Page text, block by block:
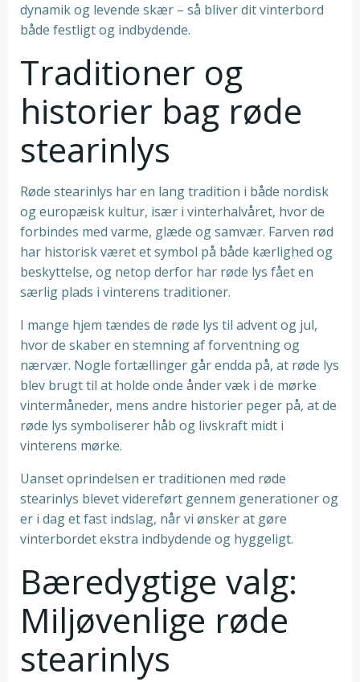
dynamik og levende skær – så bliver dit vinterbord
både festligt og indbydende.
Traditioner og
historier bag røde
stearinlys
Røde stearinlys har en lang tradition i både nordisk
og europæisk kultur, især i vinterhalvåret, hvor de
forbindes med varme, glæde og samvær. Farven rød
har historisk været et symbol på både kærlighed og
beskyttelse, og netop derfor har røde lys fået en
særlig plads i vinterens traditioner.
I mange hjem tændes de røde lys til advent og jul,
hvor de skaber en stemning af forventning og
nærvær. Nogle fortællinger går endda på, at røde lys
blev brugt til at holde onde ånder væk i de mørke
vintermåneder, mens andre historier peger på, at de
røde lys symboliserer håb og livskraft midt i
vinterens mørke.
Uanset oprindelsen er traditionen med røde
stearinlys blevet videreført gennem generationer og
er i dag et fast indslag, når vi ønsker at gøre
vinterbordet ekstra indbydende og hyggeligt.
Bæredygtige valg:
Miljøvenlige røde
stearinlys